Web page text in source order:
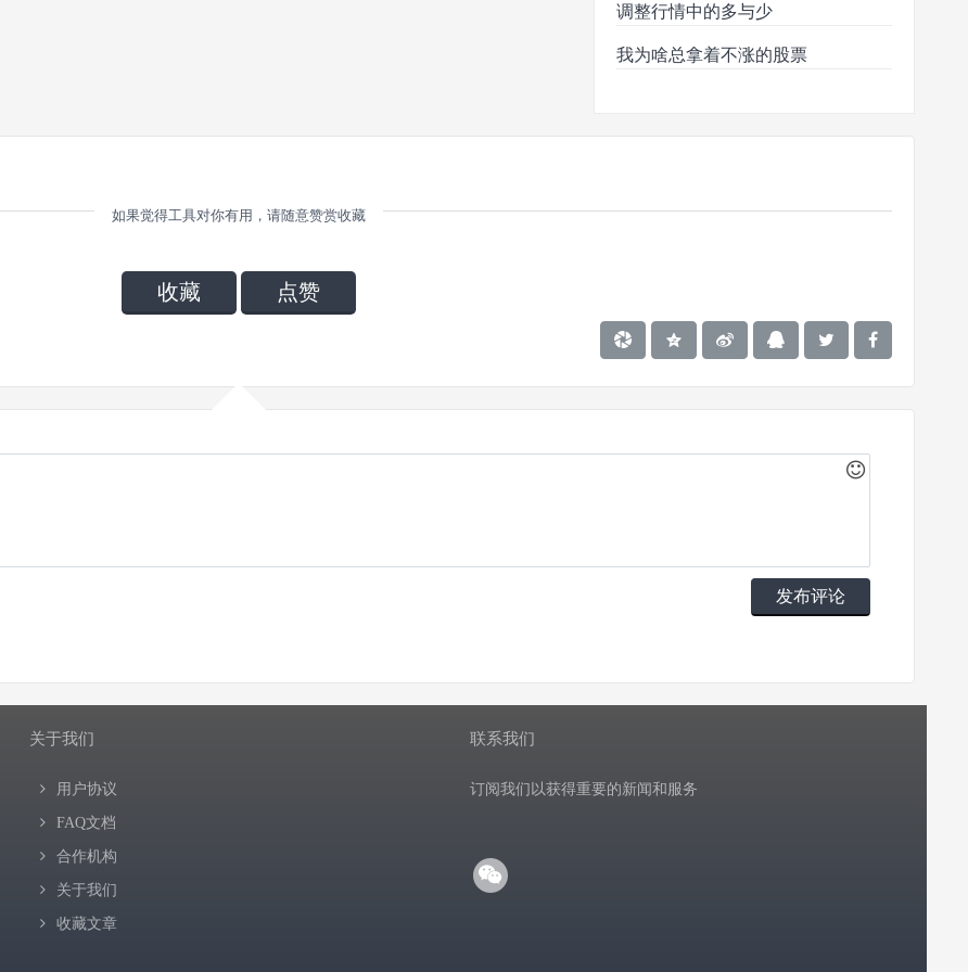
调整行情中的多与少
我为啥总拿着不涨的股票
如果觉得工具对你有用，请随意赞赏收藏
收藏
点赞
发布评论
关于我们
用户协议
FAQ文档
合作机构
关于我们
收藏文章
联系我们
订阅我们以获得重要的新闻和服务